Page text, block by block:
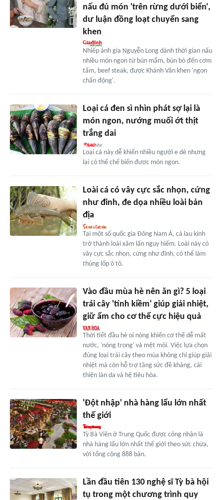
nấu đủ món 'trên rừng dưới biển',
dư luận đồng loạt chuyển sang
khen
Nhiếp ảnh gia Nguyễn Long dành thời gian nấu
nhiều món ngon từ bún mắm, bún bò đến cơm
tấm, beef steak, được Khánh Vân khen 'ngon
chấn động'.
Loại cá đen sì nhìn phát sợ lại là
món ngon, nướng muối ớt thịt
trắng dai
Loại cá này dễ khiến nhiều người e dè nhưng
lại có thể chế biến được món ngon.
Loài cá có vây cực sắc nhọn, cứng
như đinh, đe dọa nhiều loài bản
địa
Tại một số quốc gia Đông Nam Á, cá lau kính
trở thành loài xâm lấn nguy hiểm. Loài này có
vây cực sắc nhọn, cứng như đinh, có thể làm
thủng lốp ô tô.
Vào đầu mùa hè nên ăn gì? 5 loại
trái cây 'tính kiềm' giúp giải nhiệt,
giữ ẩm cho cơ thể cực hiệu quả
Thời tiết đầu hè oi nóng khiến cơ thể dễ mất
nước, 'nóng trong' và mệt mỏi. Việc lựa chọn
đúng loại trái cây theo mùa không chỉ giúp giải
nhiệt mà còn hỗ trợ tăng sức đề kháng, cải
thiện làn da và hệ tiêu hóa.
'Đột nhập' nhà hàng lẩu lớn nhất
thế giới
Tỳ Bà Viên ở Trung Quốc được công nhận là
nhà hàng lẩu lớn nhất thế giới theo sức chứa,
với tổng cộng 888 bàn.
Lần đầu tiên 130 nghệ sĩ Tỳ bà hội
tụ trong một chương trình quy